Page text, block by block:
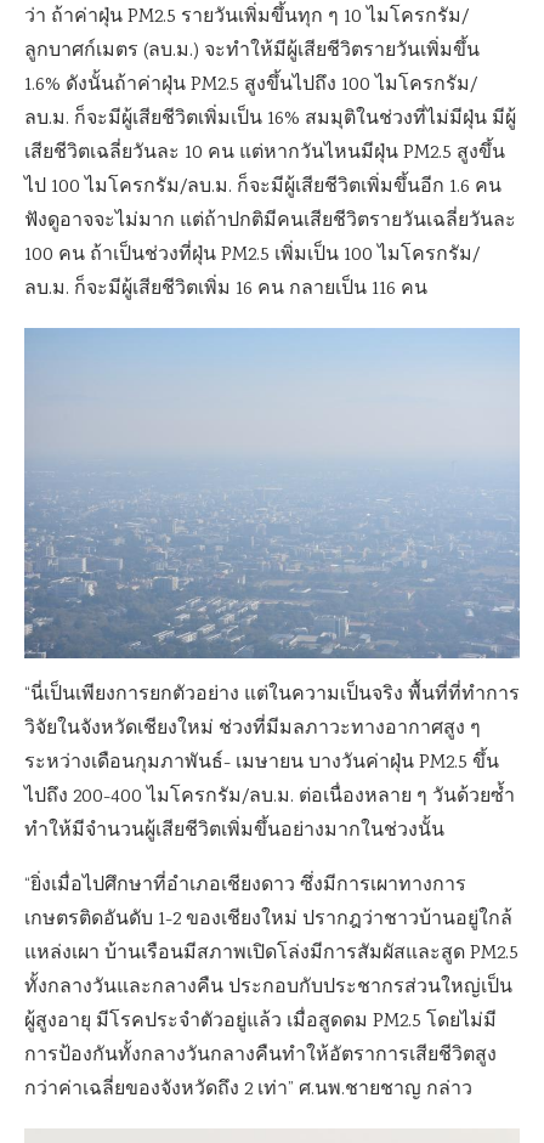
ว่า ถ้าค่าฝุ่น PM2.5 รายวันเพิ่มขึ้นทุก ๆ 10 ไมโครกรัม/
ลูกบาศก์เมตร (ลบ.ม.) จะทำให้มีผู้เสียชีวิตรายวันเพิ่มขึ้น
1.6% ดังนั้นถ้าค่าฝุ่น PM2.5 สูงขึ้นไปถึง 100 ไมโครกรัม/
ลบ.ม. ก็จะมีผู้เสียชีวิตเพิ่มเป็น 16% สมมุติในช่วงที่ไม่มีฝุ่น มีผู้
เสียชีวิตเฉลี่ยวันละ 10 คน แต่หากวันไหนมีฝุ่น PM2.5 สูงขึ้น
ไป 100 ไมโครกรัม/ลบ.ม. ก็จะมีผู้เสียชีวิตเพิ่มขึ้นอีก 1.6 คน
ฟังดูอาจจะไม่มาก แต่ถ้าปกติมีคนเสียชีวิตรายวันเฉลี่ยวันละ
100 คน ถ้าเป็นช่วงที่ฝุ่น PM2.5 เพิ่มเป็น 100 ไมโครกรัม/
ลบ.ม. ก็จะมีผู้เสียชีวิตเพิ่ม 16 คน กลายเป็น 116 คน
“นี่เป็นเพียงการยกตัวอย่าง แต่ในความเป็นจริง พื้นที่ที่ทำการ
วิจัยในจังหวัดเชียงใหม่ ช่วงที่มีมลภาวะทางอากาศสูง ๆ
ระหว่างเดือนกุมภาพันธ์- เมษายน บางวันค่าฝุ่น PM2.5 ขึ้น
ไปถึง 200-400 ไมโครกรัม/ลบ.ม. ต่อเนื่องหลาย ๆ วันด้วยซ้ำ
ทำให้มีจำนวนผู้เสียชีวิตเพิ่มขึ้นอย่างมากในช่วงนั้น
“ยิ่งเมื่อไปศึกษาที่อำเภอเชียงดาว ซึ่งมีการเผาทางการ
เกษตรติดอันดับ 1-2 ของเชียงใหม่ ปรากฎว่าชาวบ้านอยู่ใกล้
แหล่งเผา บ้านเรือนมีสภาพเปิดโล่งมีการสัมผัสและสูด PM2.5
ทั้งกลางวันและกลางคืน ประกอบกับประชากรส่วนใหญ่เป็น
ผู้สูงอายุ มีโรคประจำตัวอยู่แล้ว เมื่อสูดดม PM2.5 โดยไม่มี
การป้องกันทั้งกลางวันกลางคืนทำให้อัตราการเสียชีวิตสูง
กว่าค่าเฉลี่ยของจังหวัดถึง 2 เท่า” ศ.นพ.ชายชาญ กล่าว